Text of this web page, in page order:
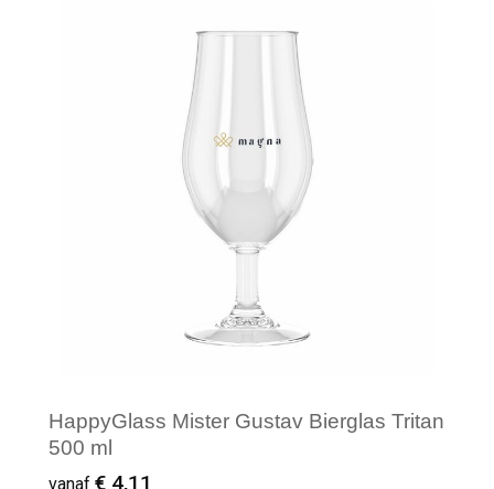
Minimale afname: 1
HappyGlass Mister Gustav Bierglas Tritan
500 ml
vanaf € 4,11